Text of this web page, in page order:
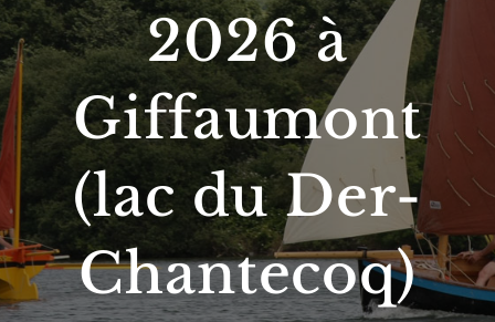
2026 à
Giffaumont
(lac du Der-
Chantecoq)